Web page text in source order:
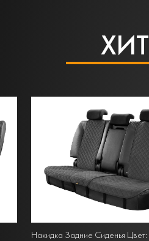
Накидка Задние Сиденья